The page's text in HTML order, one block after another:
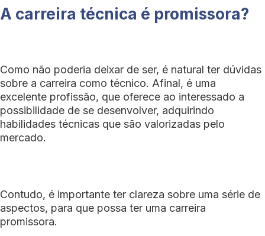
A carreira técnica é promissora?
Como não poderia deixar de ser, é natural ter dúvidas
sobre a carreira como técnico. Afinal, é uma
excelente profissão, que oferece ao interessado a
possibilidade de se desenvolver, adquirindo
habilidades técnicas que são valorizadas pelo
mercado.
Contudo, é importante ter clareza sobre uma série de
aspectos, para que possa ter uma carreira
promissora.